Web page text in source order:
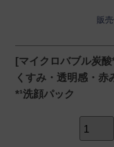
販
[マイクロバブル炭
くすみ・透明感・
*¹洗顔パック